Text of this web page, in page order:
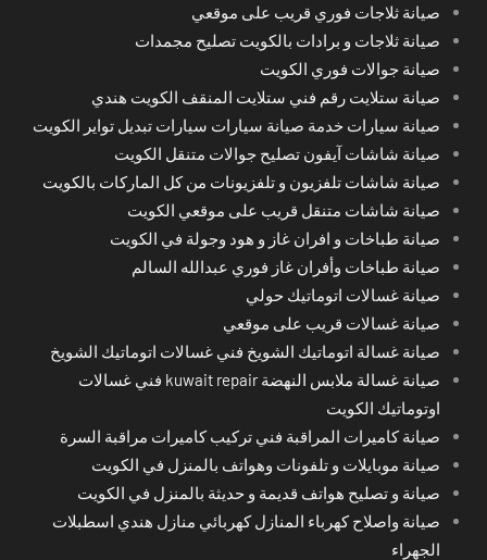
صيانة ثلاجات فوري قريب على موقعي
صيانة ثلاجات و برادات بالكويت تصليح مجمدات
صيانة جوالات فوري الكويت
صيانة ستلايت رقم فني ستلايت المنقف الكويت هندي
صيانة سيارات خدمة صيانة سيارات سيارات تبديل تواير الكويت
صيانة شاشات آيفون تصليح جوالات متنقل الكويت
صيانة شاشات تلفزيون و تلفزيونات من كل الماركات بالكويت
صيانة شاشات متنقل قريب على موقعي الكويت
صيانة طباخات و افران غاز و هود وجولة في الكويت
صيانة طباخات وأفران غاز فوري عبدالله السالم
صيانة غسالات اتوماتيك حولي
صيانة غسالات قريب على موقعي
صيانة غسالة اتوماتيك الشويخ فني غسالات اتوماتيك الشويخ
صيانة غسالة ملابس النهضة kuwait repair فني غسالات
اوتوماتيك الكويت
صيانة كاميرات المراقبة فني تركيب كاميرات مراقبة السرة
صيانة موبايلات و تلفونات وهواتف بالمنزل في الكويت
صيانة و تصليح هواتف قديمة و حديثة بالمنزل في الكويت
صيانة واصلاح كهرباء المنازل كهربائي منازل هندي اسطبلات
الجهراء